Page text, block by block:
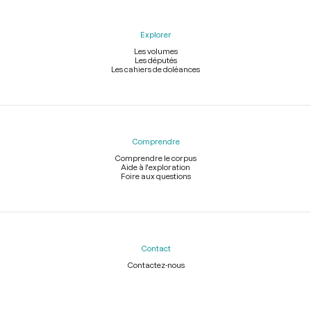
Explorer
Les volumes
Les députés
Les cahiers de doléances
Comprendre
Comprendre le corpus
Aide à l'exploration
Foire aux questions
Contact
Contactez-nous